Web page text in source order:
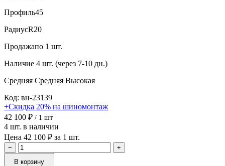
Профиль45
РадиусR20
Продажапо 1 шт.
Наличие 4 шт. (через 7-10 дн.)
Средняя Средняя Высокая
Код: вн-23139
+Скидка 20% на шиномонтаж
42 100 ₽ / 1 шт
4 шт. в наличии
Цена 42 100 ₽ за 1 шт.
−
+
В корзину